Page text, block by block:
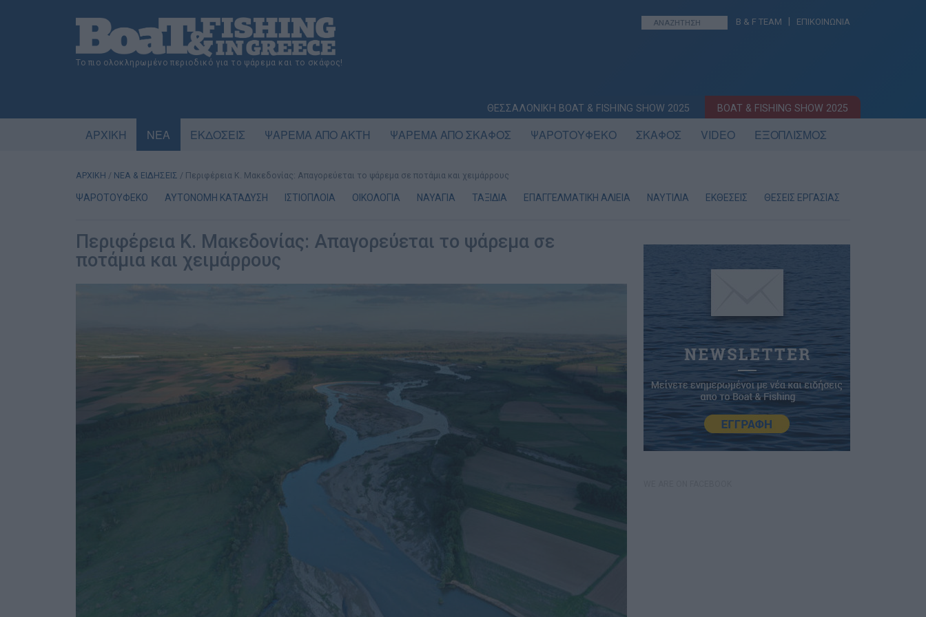
Το πιο ολοκληρωμένο περιοδικό για το ψάρεμα και το σκάφος!
B & F TEAM ΕΠΙΚΟΙΝΩΝΙΑ
ΘΕΣΣΑΛΟΝΙΚΗ BOAT & FISHING SHOW 2025 BOAT & FISHING SHOW 2025
ΑΡΧΙΚΗ ΝΕΑ ΕΚΔΟΣΕΙΣ ΨΑΡΕΜΑ ΑΠΟ ΑΚΤΗ ΨΑΡΕΜΑ ΑΠΟ ΣΚΑΦΟΣ ΨΑΡΟΤΟΥΦΕΚΟ ΣΚΑΦΟΣ VIDEO ΕΞΟΠΛΙΣΜΟΣ
ΑΡΧΙΚΗ / ΝΕΑ & ΕΙΔΗΣΕΙΣ / Περιφέρεια Κ. Μακεδονίας: Απαγορεύεται το ψάρεμα σε ποτάμια και χειμάρρους
ΨΑΡΟΤΟΥΦΕΚΟ ΑΥΤΟΝΟΜΗ ΚΑΤΑΔΥΣΗ ΙΣΤΙΟΠΛΟΙΑ ΟΙΚΟΛΟΓΙΑ ΝΑΥΑΓΙΑ ΤΑΞΙΔΙΑ ΕΠΑΓΓΕΛΜΑΤΙΚΗ ΑΛΙΕΙΑ ΝΑΥΤΙΛΙΑ ΕΚΘΕΣΕΙΣ ΘΕΣΕΙΣ ΕΡΓΑΣΙΑΣ
Περιφέρεια Κ. Μακεδονίας: Απαγορεύεται το ψάρεμα σε
ποτάμια και χειμάρρους